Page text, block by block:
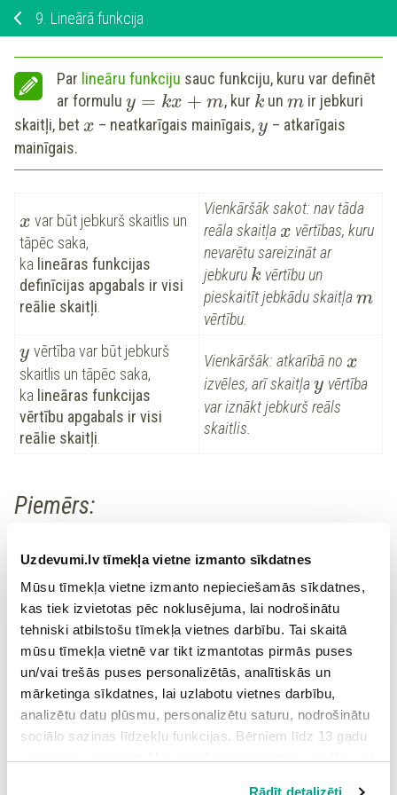
Uzdevumi.lv tīmekļa vietne izmanto sīkdatnes
Mūsu tīmekļa vietne izmanto nepieciešamās sīkdatnes,
kas tiek izvietotas pēc noklusējuma, lai nodrošinātu
tehniski atbilstošu tīmekļa vietnes darbību. Tai skaitā
mūsu tīmekļa vietnē var tikt izmantotas pirmās puses
un/vai trešās puses personalizētās, analītiskās un
mārketinga sīkdatnes, lai uzlabotu vietnes darbību,
analizētu datu plūsmu, personalizētu saturu, nodrošinātu
sociālo saziņas līdzekļu funkcijas. Bērniem līdz 13 gadu
Rādīt detalizēti
9. Lineārā funkcija
Par lineāru funkciju sauc funkciju, kuru var definēt
ar formulu y = kx + m, kur k unm ir jebkuri
skaitļi, bet x – neatkarīgais mainīgais,y – atkarīgais
mainīgais.
x var būt jebkurš skaitlis un
tāpēc saka,
ka lineāras funkcijas
definīcijas apgabals ir visi
reālie skaitļi
Vienkāršāk sakot: nav tāda
reāla skaitļax vērtības, kuru
nevarētu sareizināt ar
jebkuru k vērtību un
pieskaitīt jebkādu skaitļam
vērtību.
y vērtība var būt jebkurš
skaitlis un tāpēc saka,
ka lineāras funkcijas
vērtību apgabals ir visi
reālie skaitļi.
Vienkāršāk: atkarībā no x
izvēles, arī skaitļay vērtība
var iznākt jebkurš reāls
skaitlis.
Piemērs:
Lineāras funkcijas:
1.
Formula = x 4
ir lineāra funkcija, jo
k = 2unm = 4.
2.Formulay = 8 ir lineārā funkcija, jo to var izteikt:
y = 0x + 8, kurk = 0;m = 8.
3.Formulay =–6–3xir lineāra funkcija. Summa
nemainās, mainot saskaitāmos vietām. Šo funkciju var
uzrakstīt:y =–3x–6, kurk =–3, betm =–6.